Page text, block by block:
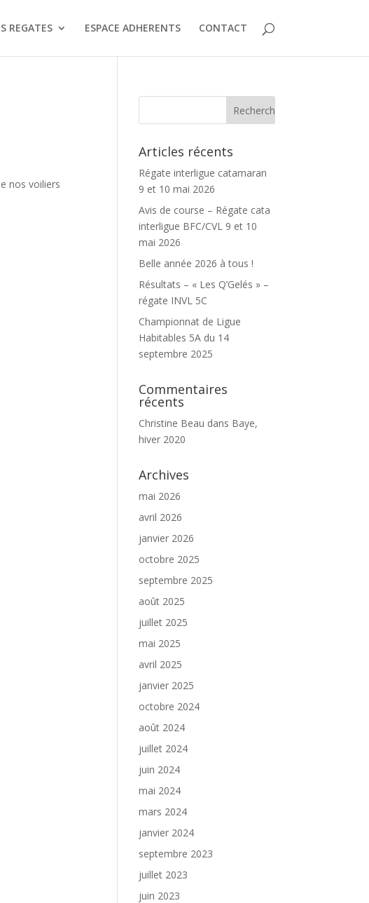
REGATES ESPACE ADHERENTS CONTACT
nos voiliers
Articles récents
Régate interligue catamaran
9 et 10 mai 2026
Avis de course – Régate cata
interligue BFC/CVL 9 et 10
mai 2026
Belle année 2026 à tous !
Résultats – « Les Q’Gelés » –
régate INVL 5C
Championnat de Ligue
Habitables 5A du 14
septembre 2025
Commentaires
récents
Christine Beau dans Baye,
hiver 2020
Archives
mai 2026
avril 2026
janvier 2026
octobre 2025
septembre 2025
août 2025
juillet 2025
mai 2025
avril 2025
janvier 2025
octobre 2024
août 2024
juillet 2024
juin 2024
mai 2024
mars 2024
janvier 2024
septembre 2023
juillet 2023
juin 2023